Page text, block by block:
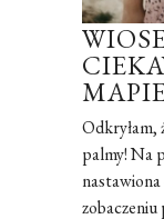
Odkryłam,
palmy! Na
zobaczeniu